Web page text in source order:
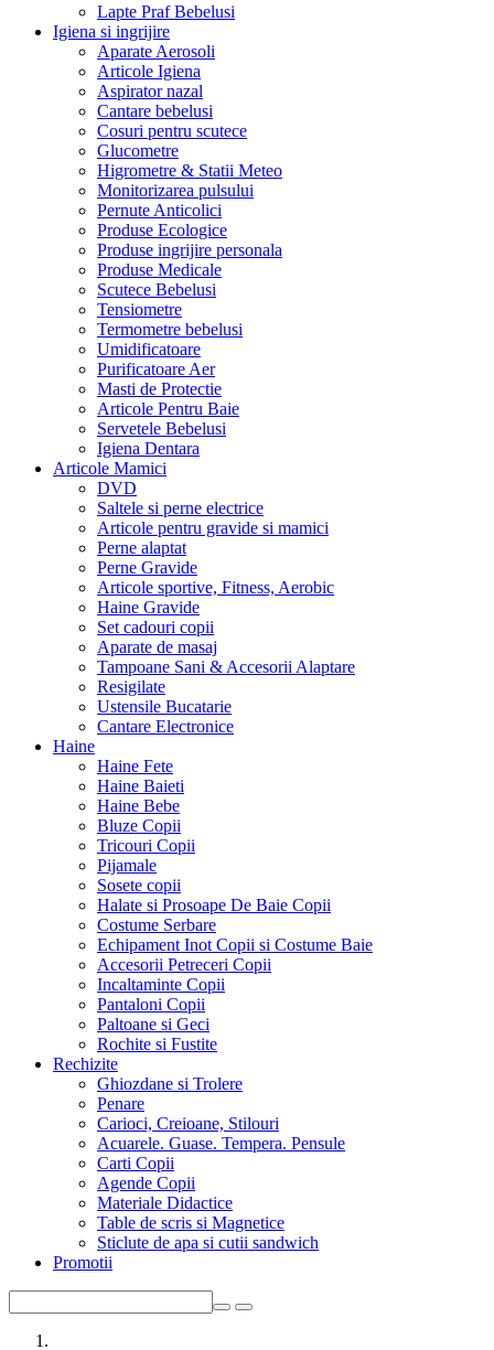
Lapte Praf Bebelusi
Igiena si ingrijire
Aparate Aerosoli
Articole Igiena
Aspirator nazal
Cantare bebelusi
Cosuri pentru scutece
Glucometre
Higrometre & Statii Meteo
Monitorizarea pulsului
Pernute Anticolici
Produse Ecologice
Produse ingrijire personala
Produse Medicale
Scutece Bebelusi
Tensiometre
Termometre bebelusi
Umidificatoare
Purificatoare Aer
Masti de Protectie
Articole Pentru Baie
Servetele Bebelusi
Igiena Dentara
Articole Mamici
DVD
Saltele si perne electrice
Articole pentru gravide si mamici
Perne alaptat
Perne Gravide
Articole sportive, Fitness, Aerobic
Haine Gravide
Set cadouri copii
Aparate de masaj
Tampoane Sani & Accesorii Alaptare
Resigilate
Ustensile Bucatarie
Cantare Electronice
Haine
Haine Fete
Haine Baieti
Haine Bebe
Bluze Copii
Tricouri Copii
Pijamale
Sosete copii
Halate si Prosoape De Baie Copii
Costume Serbare
Echipament Inot Copii si Costume Baie
Accesorii Petreceri Copii
Incaltaminte Copii
Pantaloni Copii
Paltoane si Geci
Rochite si Fustite
Rechizite
Ghiozdane si Trolere
Penare
Carioci, Creioane, Stilouri
Acuarele. Guase. Tempera. Pensule
Carti Copii
Agende Copii
Materiale Didactice
Table de scris si Magnetice
Sticlute de apa si cutii sandwich
Promotii